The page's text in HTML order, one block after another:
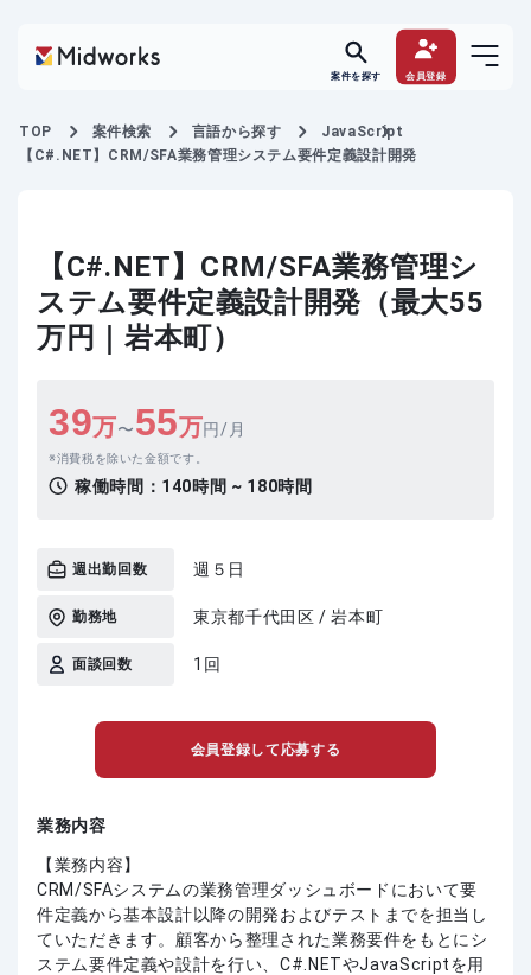
案件を探す 会員登録
TOP 案件検索 言語から探す
JavaScript
【C#.NET】CRM/SFA業務管理システム要件定義設計開発
【C#.NET】CRM/SFA業務管理シ
ステム要件定義設計開発（最大55
万円｜岩本町）
39万〜55万円/月
消費税を除いた金額です。
稼働時間： 140時間 ~ 180時間
週出勤回数 週５日
勤務地 東京都千代田区 / 岩本町
面談回数 1回
会員登録して応募する
業務内容
【業務内容】
CRM/SFAシステムの業務管理ダッシュボードにおいて要
件定義から基本設計以降の開発およびテストまでを担当し
ていただきます。顧客から整理された業務要件をもとにシ
ステム要件定義や設計を行い、C#.NETやJavaScriptを用